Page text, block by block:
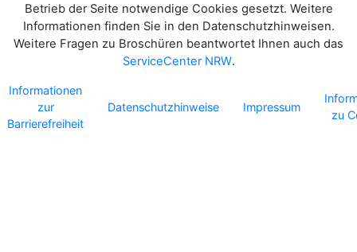
Betrieb der Seite notwendige Cookies gesetzt. Weitere
Informationen finden Sie in den Datenschutzhinweisen.
Weitere Fragen zu Broschüren beantwortet Ihnen auch das
ServiceCenter NRW.
Informationen
zur
Barrierefreiheit
Datenschutzhinweise Impressum
zu